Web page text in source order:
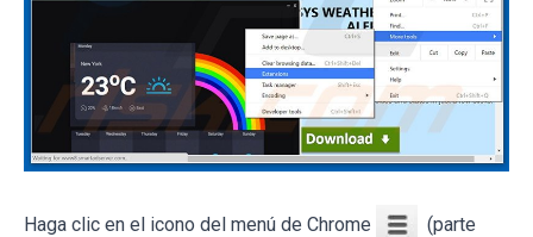
Haga clic en el icono del menú de Chrome (parte